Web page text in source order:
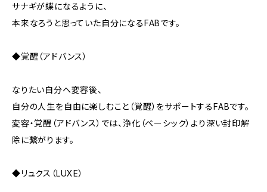
サナギが蝶になるように、
本来なろうと思っていた自分になるFABです。
◆覚醒（アドバンス）
なりたい自分へ変容後、
自分の人生を自由に楽しむこと（覚醒）をサポートするFABです。
変容・覚醒（アドバンス）では、浄化（ベーシック）より深い封印解
除に繋がります。
◆リュクス（LUXE）